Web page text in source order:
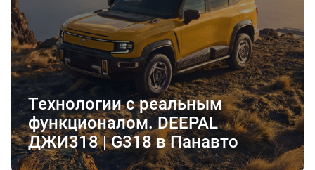
Технологии с реальным
функционалом. DEEPAL
ДЖИ318 | G318 в Панавто